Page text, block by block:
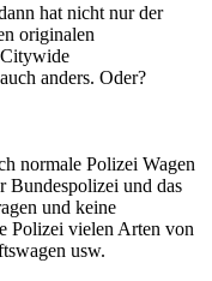
hat nicht nur der
originalen
anders. Oder?
normale Polizei Wagen
Bundespolizei und das
und keine
Polizei vielen Arten von
usw.